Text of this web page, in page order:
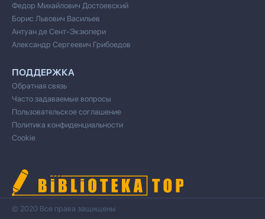
Федор Михайлович Достоевский
Борис Львович Васильев
Антуан де Сент-Экзюпери
Александр Сергеевич Грибоедов
ПОДДЕРЖКА
Обратная связь
Часто задаваемые вопросы
Пользовательское соглашение
Политика конфиденциальности
Cookie
© 2020 Все права защищены